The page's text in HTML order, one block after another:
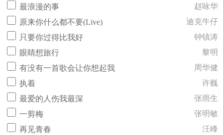
最浪漫的事
赵咏华
原来你什么都不要(Live)
迪克牛仔
只要你过得比我好
钟镇涛
眼睛想旅行
黎明
有没有一首歌会让你想起我
周华健
执着
许巍
最爱的人伤我最深
张雨生
一剪梅
张明敏
再见青春
汪峰